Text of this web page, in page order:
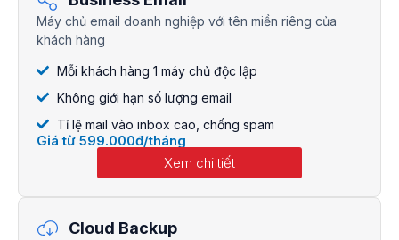
Máy chủ email doanh nghiệp với tên miền riêng của
khách hàng
Mỗi khách hàng 1 máy chủ độc lập
Không giới hạn số lượng email
Tỉ lệ mail vào inbox cao, chống spam
Giá từ 599.000đ/tháng
Xem chi tiết
Cloud Backup